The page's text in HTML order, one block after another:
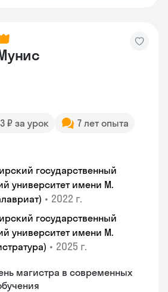
₽ за урок
7 лет опыта
государственный
университет имени М.
• 2022 г.
государственный
университет имени М.
• 2025 г.
магистра в современных